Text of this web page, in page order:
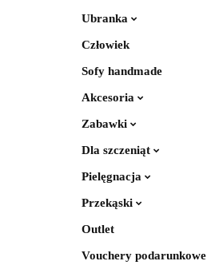
Ubranka
Człowiek
Sofy handmade
Akcesoria
Zabawki
Dla szczeniąt
Pielęgnacja
Przekąski
Outlet
Vouchery podarunkowe